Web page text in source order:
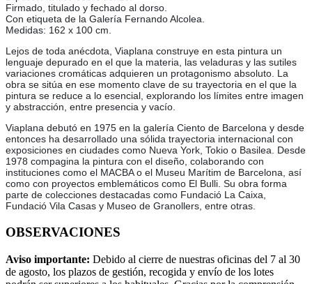
Firmado, titulado y fechado al dorso.
Con etiqueta de la Galería Fernando Alcolea.
Medidas: 162 x 100 cm.
Lejos de toda anécdota, Viaplana construye en esta pintura un
lenguaje depurado en el que la materia, las veladuras y las sutiles
variaciones cromáticas adquieren un protagonismo absoluto. La
obra se sitúa en ese momento clave de su trayectoria en el que la
pintura se reduce a lo esencial, explorando los límites entre imagen
y abstracción, entre presencia y vacío.
Viaplana debutó en 1975 en la galería Ciento de Barcelona y desde
entonces ha desarrollado una sólida trayectoria internacional con
exposiciones en ciudades como Nueva York, Tokio o Basilea. Desde
1978 compagina la pintura con el diseño, colaborando con
instituciones como el MACBA o el Museu Marítim de Barcelona, así
como con proyectos emblemáticos como El Bulli. Su obra forma
parte de colecciones destacadas como Fundació La Caixa,
Fundació Vila Casas y Museo de Granollers, entre otras.
OBSERVACIONES
Aviso importante: Debido al cierre de nuestras oficinas del 7 al 30
de agosto, los plazos de gestión, recogida y envío de los lotes